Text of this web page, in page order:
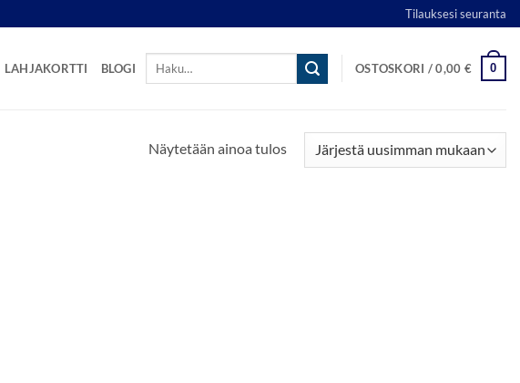
Tilauksesi seuranta
LAHJAKORTTI BLOGI
Etsi:
OSTOSKORI /0,00 € 0
Näytetään ainoa tulos